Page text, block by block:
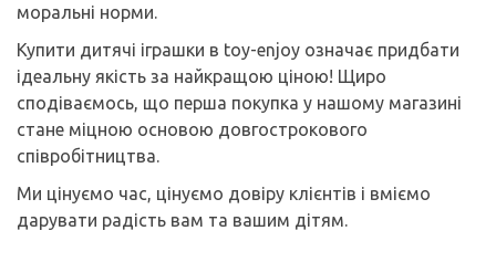
моральні норми.
Купити дитячі іграшки в toy-enjoy означає придбати
ідеальну якість за найкращою ціною! Щиро
сподіваємось, що перша покупка у нашому магазині
стане міцною основою довгострокового
співробітництва.
Ми цінуємо час, цінуємо довіру клієнтів і вміємо
дарувати радість вам та вашим дітям.